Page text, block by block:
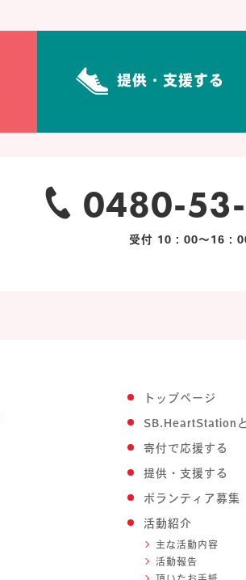
提供・支援する
0480-
受付 10：00～16：
トップページ
SB.HeartStation
寄付で応援する
提供・支援する
ボランティア募集
活動紹介
主な活動内容
活動報告